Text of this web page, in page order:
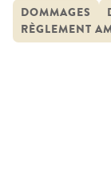
le
turbulences
retenue par les
DOMMAGES
RÈGLEMENT